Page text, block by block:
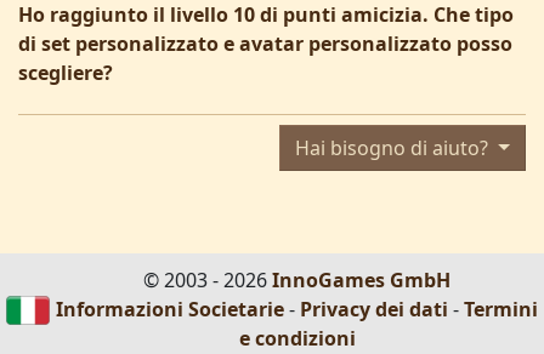
Ho raggiunto il livello 10 di punti amicizia. Che tipo
di set personalizzato e avatar personalizzato posso
scegliere?
Hai bisogno di aiuto?
© 2003 - 2026InnoGames GmbH
Informazioni Societarie- Privacy dei dati -Termini
e condizioni